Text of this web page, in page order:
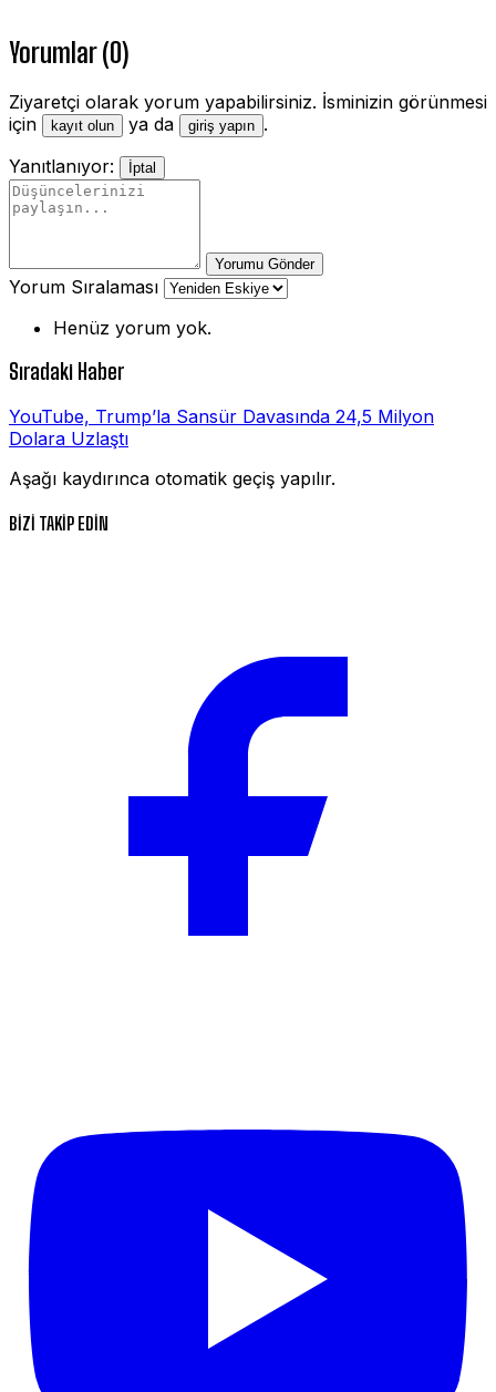
Yorumlar (0)
Ziyaretçi olarak yorum yapabilirsiniz. İsminizin görünmesi
için
kayıt olun ya da giriş yapın .
Yanıtlanıyor:
İptal
Yorumu Gönder
Yorum Sıralaması
Henüz yorum yok.
Sıradaki Haber
YouTube, Trump’la Sansür Davasında 24,5 Milyon
Dolara Uzlaştı
Aşağı kaydırınca otomatik geçiş yapılır.
BİZİ TAKİP EDİN